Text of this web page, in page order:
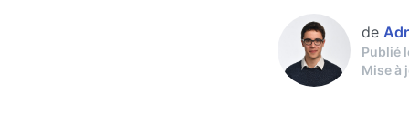
de
Publié
Mise à